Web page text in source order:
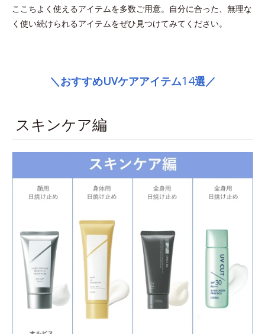
ここちよく使えるアイテムを多数ご用意。自分に合った、無理な
く使い続けられるアイテムをぜひ見つけてみてください。
＼おすすめUVケアアイテム14選／
スキンケア編